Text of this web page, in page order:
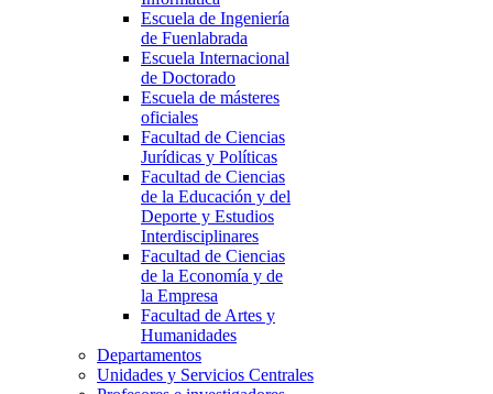
Escuela de Ingeniería
de Fuenlabrada
Escuela Internacional
de Doctorado
Escuela de másteres
oficiales
Facultad de Ciencias
Jurídicas y Políticas
Facultad de Ciencias
de la Educación y del
Deporte y Estudios
Interdisciplinares
Facultad de Ciencias
de la Economía y de
la Empresa
Facultad de Artes y
Humanidades
Departamentos
Unidades y Servicios Centrales